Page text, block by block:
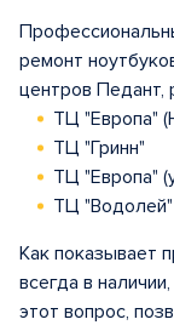
ремонт
центров Педант,
ТЦ "Европа"
ТЦ "Гринн"
ТЦ "Европа"
ТЦ "Водолей"
Как показывает
всегда в
этот вопрос,